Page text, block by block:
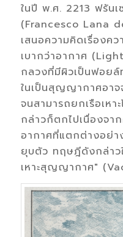
ในปี พ.ศ. 2213 ฟรันเ
(Francesco Lana
เสนอความคิดเรื่องค
เบากว่าอากาศ
กลวงที่มีผิวเป็นฟอย
ในเป็นสุญญากาศอาจ
จนสามารถยกเรือเห
กล่าวก็ตกไปเนื่องจา
อากาศที่แตกต่างอย่าง
ยุบตัว ทฤษฎีดังกล่าว
เหาะสุญญากาศ"